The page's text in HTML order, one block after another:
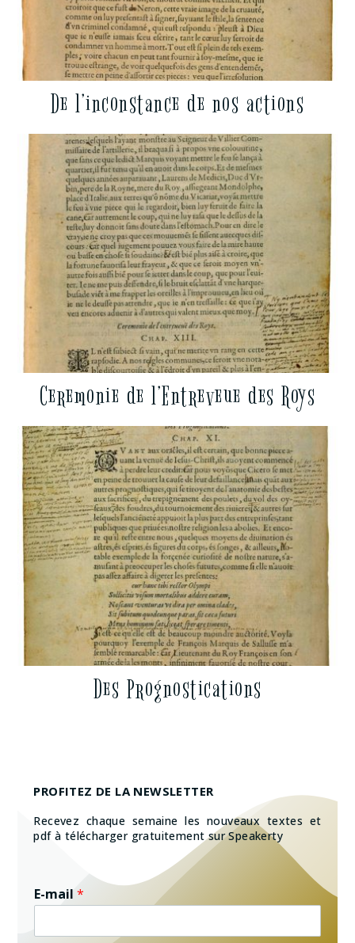
De l’inconstance de nos actions
Ceremonie de l’Entreveue des Roys
Des Prognostications
PROFITEZ DE LA NEWSLETTER
Recevez chaque semaine les nouveaux textes et
pdf à télécharger gratuitement sur Speakerty
E-mail*